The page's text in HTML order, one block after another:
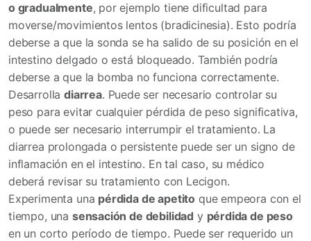
o gradualmente, por ejemplo tiene dificultad para
moverse/movimientos lentos (bradicinesia). Esto podría
deberse a que la sonda se ha salido de su posición en el
intestino delgado o está bloqueado. También podría
deberse a que la bomba no funciona correctamente.
Desarrolladiarrea. Puede ser necesario controlar su
peso para evitar cualquier pérdida de peso significativa,
o puede ser necesario interrumpir el tratamiento. La
diarrea prolongada o persistente puede ser un signo de
inflamación en el intestino. En tal caso, su médico
deberá revisar su tratamiento con Lecigon.
Experimenta una pérdida de apetito que empeora con el
tiempo, una sensación de debilidad y pérdida de peso
en un corto período de tiempo. Puede ser requerido un